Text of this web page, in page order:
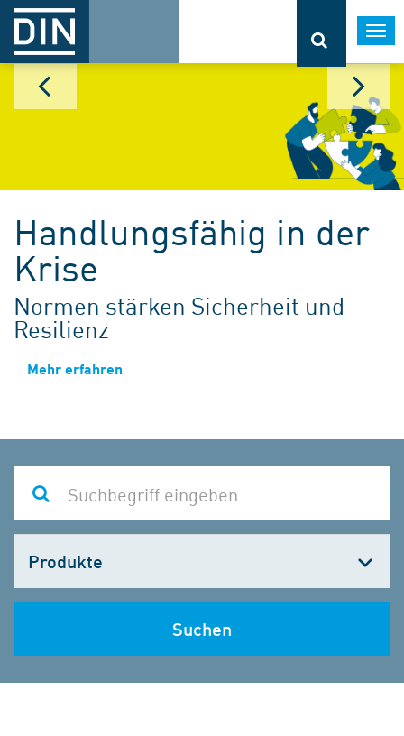
Handlungsfähig in der
Krise
Normen stärken Sicherheit und
Resilienz
Mehr erfahren
wählen
Suchen